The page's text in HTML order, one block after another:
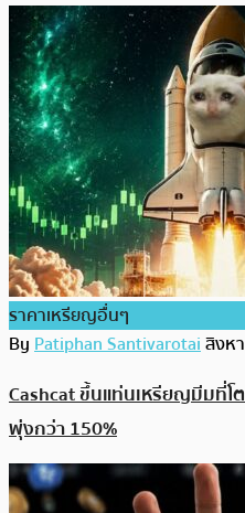
ราคาเหรียญอื่นๆ
ByPatiphan Santivarotaiสิงห
Cashcat ขึ้นแท่นเหรียญมีมที่โ
พุ่งกว่า 150%